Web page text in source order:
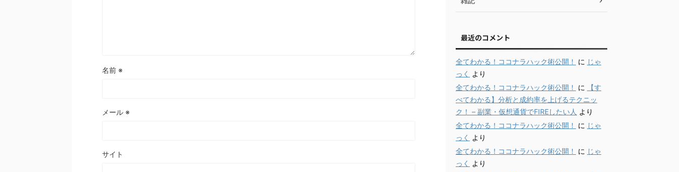
名前 ※
メール ※
サイト
最近のコメント
全てわかる！ココナラハック術公開！ に じゃ
っく
より
全てわかる！ココナラハック術公開！
に
【す
べてわかる】分析と成約率を上げるテクニッ
ク！ – 副業・仮想通貨でFIREしたい人 より
全てわかる！ココナラハック術公開！
に じゃ
っく
より
全てわかる！ココナラハック術公開！
に じゃ
っく
より